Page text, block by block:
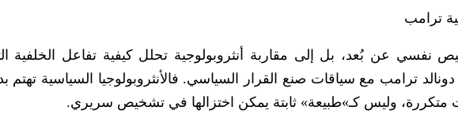
ترامب
نفسي عن بُعد، بل إلى مقاربة أنثروبولوجية تحلل كيفية تفاعل الخلفية
ترامب مع سياقات صنع القرار السياسي. فالأنثروبولوجيا السياسية تهتم
متكررة، وليس كـ»طبيعة» ثابتة يمكن اختزالها في تشخيص سريري.